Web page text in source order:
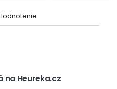
na Heureka.cz